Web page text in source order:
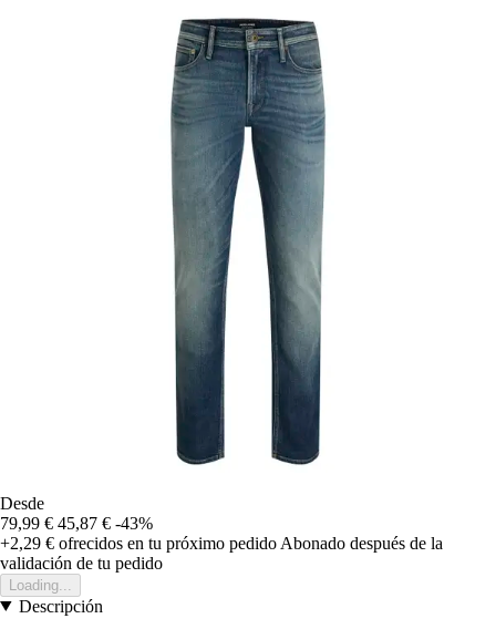
Desde
79,99 € 45,87 € -43%
+2,29 € ofrecidos en tu próximo pedido Abonado después de la
validación de tu pedido
Loading...
Descripción